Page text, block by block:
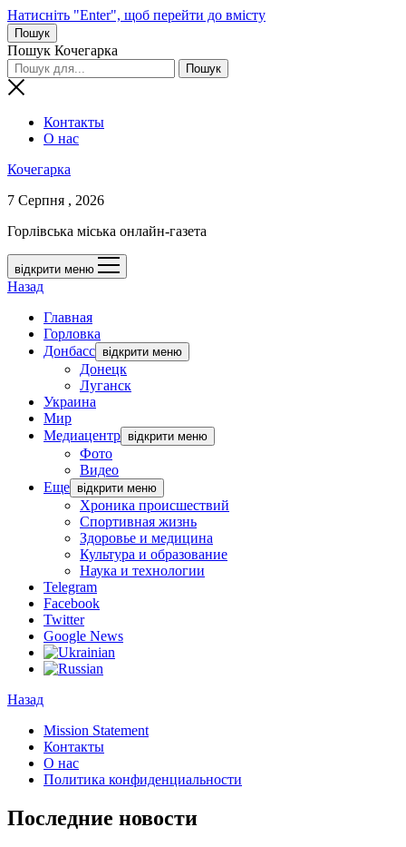
Натисніть "Enter", щоб перейти до вмісту
Пошук
Пошук Кочегарка
Контакты
О нас
Кочегарка
7 Серпня , 2026
Горлівська міська онлайн-газета
відкрити меню
Назад
Главная
Горловка
Донбасс відкрити меню
Донецк
Луганск
Украина
Мир
Медиацентр відкрити меню
Фото
Видео
Еще відкрити меню
Хроника происшествий
Спортивная жизнь
Здоровье и медицина
Культура и образование
Наука и технологии
Telegram
Facebook
Twitter
Google News
Назад
Mission Statement
Контакты
О нас
Политика конфиденциальности
Последние новости